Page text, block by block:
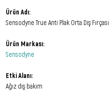
Ürün Adı:
Sensodyne True Anti Plak Orta Diş Fırçası
Ürün Markası:
Sensodyne
Etki Alanı:
Ağız diş bakım